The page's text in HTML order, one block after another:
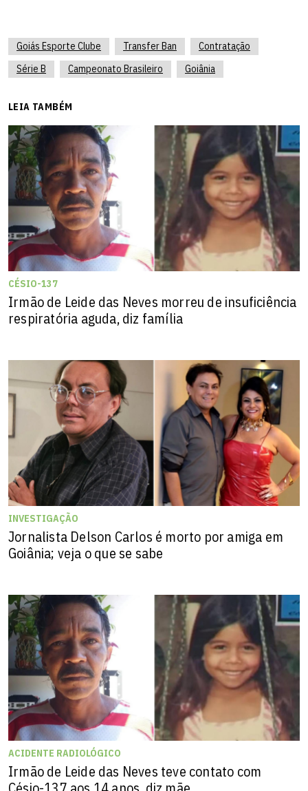
Goiás Esporte Clube Transfer Ban
Contratação
Série B
Campeonato Brasileiro Goiânia
LEIA TAMBÉM
CÉSIO-137
Irmão de Leide das Neves morreu de insuficiência
respiratória aguda, diz família
INVESTIGAÇÃO
Jornalista Delson Carlos é morto por amiga em
Goiânia; veja o que se sabe
ACIDENTE RADIOLÓGICO
Irmão de Leide das Neves teve contato com